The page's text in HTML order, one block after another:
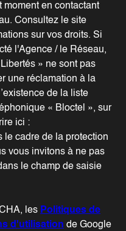
moment en contactant
Consultez le site
sur vos droits. Si
l'Agence / le Réseau,
» ne sont pas
une réclamation à la
de la liste
« Bloctel », sur
ici :
le cadre de la protection
vous invitons à ne pas
le champ de saisie
les Politiques de
d'utilisation de Google